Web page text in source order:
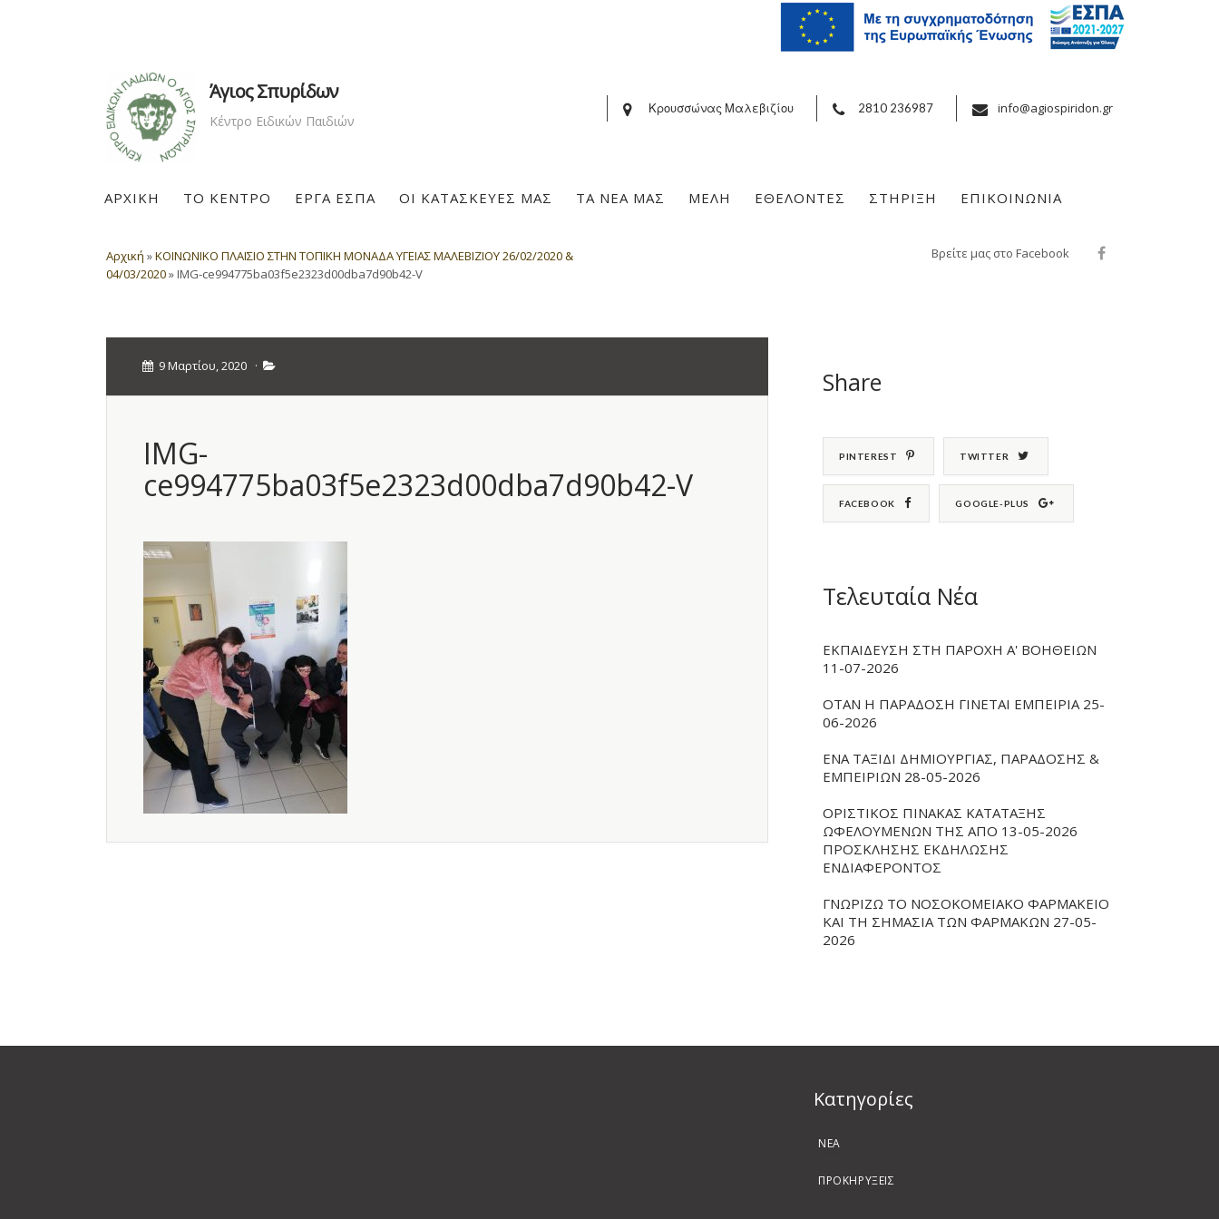
Άγιος Σπυρίδων
Κέντρο Ειδικών Παιδιών
Κρουσσώνας Μαλεβιζίου 2810 236987 info@agiospiridon.gr
ΑΡΧΙΚΗ ΤΟ ΚΕΝΤΡΟ ΕΡΓΑ ΕΣΠΑ ΟΙ ΚΑΤΑΣΚΕΥΕΣ ΜΑΣ ΤΑ ΝΕΑ ΜΑΣ ΜΕΛΗ ΕΘΕΛΟΝΤΕΣ ΣΤΗΡΙΞΗ ΕΠΙΚΟΙΝΩΝΙΑ
Αρχική »ΚΟΙΝΩΝΙΚΟ ΠΛΑΙΣΙΟ ΣΤΗΝ ΤΟΠΙΚΗ ΜΟΝΑΔΑ ΥΓΕΙΑΣ ΜΑΛΕΒΙΖΙΟΥ 26/02/2020 &
04/03/2020»IMG-ce994775ba03f5e2323d00dba7d90b42-V
Βρείτε μας στο Facebook
9 Μαρτίου, 2020 ·
IMG-
ce994775ba03f5e2323d00dba7d90b42-V
Share
PINTEREST TWITTER
FACEBOOK GOOGLE-PLUS
Τελευταία Νέα
ΕΚΠΑΙΔΕΥΣΗ ΣΤΗ ΠΑΡΟΧΗ Α' ΒΟΗΘΕΙΩΝ
11-07-2026
ΟΤΑΝ Η ΠΑΡΑΔΟΣΗ ΓΙΝΕΤΑΙ ΕΜΠΕΙΡΙΑ 25-
06-2026
ΕΝΑ ΤΑΞΙΔΙ ΔΗΜΙΟΥΡΓΙΑΣ, ΠΑΡΑΔΟΣΗΣ &
ΕΜΠΕΙΡΙΩΝ 28-05-2026
ΟΡΙΣΤΙΚΟΣ ΠΙΝΑΚΑΣ ΚΑΤΑΤΑΞΗΣ
ΩΦΕΛΟΥΜΕΝΩΝ ΤΗΣ ΑΠΟ 13-05-2026
ΠΡΟΣΚΛΗΣΗΣ ΕΚΔΗΛΩΣΗΣ
ΕΝΔΙΑΦΕΡΟΝΤΟΣ
ΓΝΩΡΙΖΩ ΤΟ ΝΟΣΟΚΟΜΕΙΑΚΟ ΦΑΡΜΑΚΕΙΟ
ΚΑΙ ΤΗ ΣΗΜΑΣΙΑ ΤΩΝ ΦΑΡΜΑΚΩΝ 27-05-
2026
Kατηγορίες
ΝΕΑ
ΠΡΟΚΗΡΥΞΕΙΣ